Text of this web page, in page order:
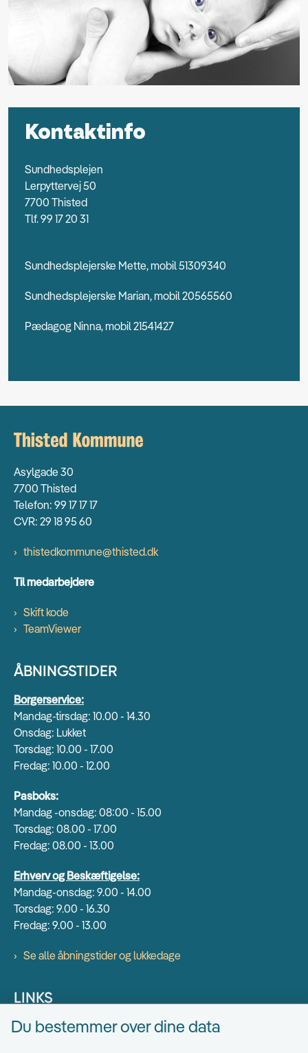
Kontaktinfo
Sundhedsplejen
Lerpyttervej 50
7700 Thisted
Tlf. 99 17 20 31
Sundhedsplejerske Mette, mobil 51309340
Sundhedsplejerske Marian, mobil 20565560
Pædagog Ninna, mobil 21541427
Asylgade 30
7700 Thisted
Telefon: 99 17 17 17
CVR: 29 18 95 60
thistedkommune@thisted.dk
Til medarbejdere
Skift kode
TeamViewer
ÅBNINGSTIDER
Borgerservice:
Mandag-tirsdag: 10.00 - 14.30
Onsdag: Lukket
Torsdag: 10.00 - 17.00
Fredag: 10.00 - 12.00
Pasboks:
Mandag -onsdag: 08:00 - 15.00
Torsdag: 08.00 - 17.00
Fredag: 08.00 - 13.00
Erhverv og Beskæftigelse:
Mandag-onsdag: 9.00 - 14.00
Torsdag: 9.00 - 16.30
Fredag: 9.00 - 13.00
Se alle åbningstider og lukkedage
LINKS
Find EAN numre
Du bestemmer over dine data